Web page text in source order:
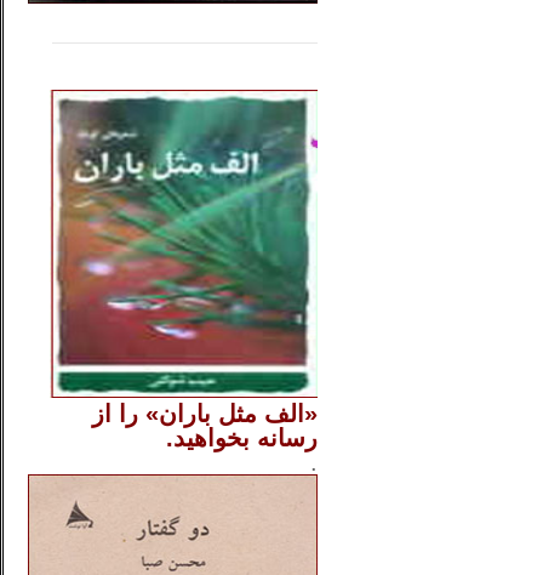
«الف مثل باران» را از
رسانه بخواهید.
.